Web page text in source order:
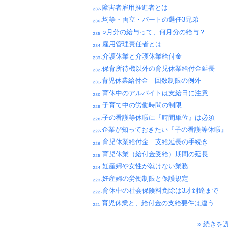
₂₃₇.障害者雇用推進者とは
₂₃₆.均等・両立・パートの選任3兄弟
₂₃₅.○月分の給与って、何月分の給与？
₂₃₄.雇用管理責任者とは
₂₃₃.介護休業と介護休業給付金
₂₃₂.保育所待機以外の育児休業給付金延長
₂₃₁.育児休業給付金 回数制限の例外
₂₃₀.育休中のアルバイトは支給日に注意
₂₂₉.子育て中の労働時間の制限
₂₂₈.子の看護等休暇に『時間単位』は必須
₂₂₇.企業が知っておきたい『子の看護等休暇』
₂₂₆.育児休業給付金 支給延長の手続き
₂₂₅.育児休業（給付金受給）期間の延長
₂₂₄.妊産婦や女性が就けない業務
₂₂₃.妊産婦の労働制限と保護規定
₂₂₂.育休中の社会保険料免除は3才到達まで
₂₂₁.育児休業と、給付金の支給要件は違う
» 続きを